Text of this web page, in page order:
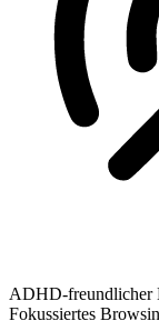
ADHD-freundlicher
Fokussiertes